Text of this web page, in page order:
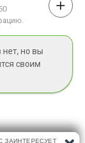
но вы
своим